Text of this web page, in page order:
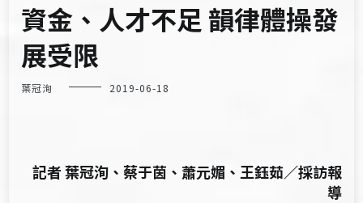
資金、人才不足 韻律體操發
展受限
葉冠洵 2019-06-18
記者 葉冠洵、蔡于茵、蕭元媚、王鈺茹／採訪報
導